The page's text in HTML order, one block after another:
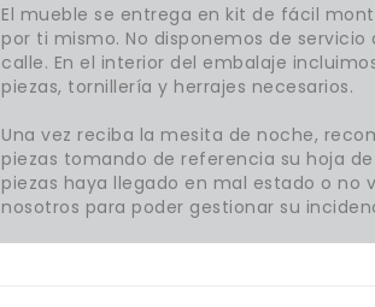
El mueble se entrega en kit de fácil
por ti mismo. No disponemos de
calle. En el interior del embalaje
piezas, tornillería y herrajes necesarios.
Una vez reciba la mesita de noche,
piezas tomando de referencia su hoja
piezas haya llegado en mal estado o
nosotros para poder gestionar su